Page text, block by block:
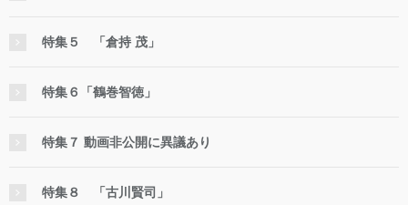
特集５ 「倉持 茂」
特集６「鶴巻智徳」
特集７ 動画非公開に異議あり
特集８ 「古川賢司」